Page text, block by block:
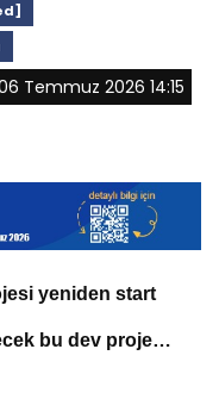
Temmuz 2026 14:15
yeniden start
bu dev proje…